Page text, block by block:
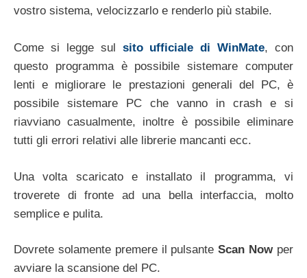
vostro sistema, velocizzarlo e renderlo più stabile.
Come si legge sul sito ufficiale di WinMate, con
questo programma è possibile sistemare computer
lenti e migliorare le prestazioni generali del PC, è
possibile sistemare PC che vanno in crash e si
riavviano casualmente, inoltre è possibile eliminare
tutti gli errori relativi alle librerie mancanti ecc.
Una volta scaricato e installato il programma, vi
troverete di fronte ad una bella interfaccia, molto
semplice e pulita.
Dovrete solamente premere il pulsanteScan Now per
avviare la scansione del PC.